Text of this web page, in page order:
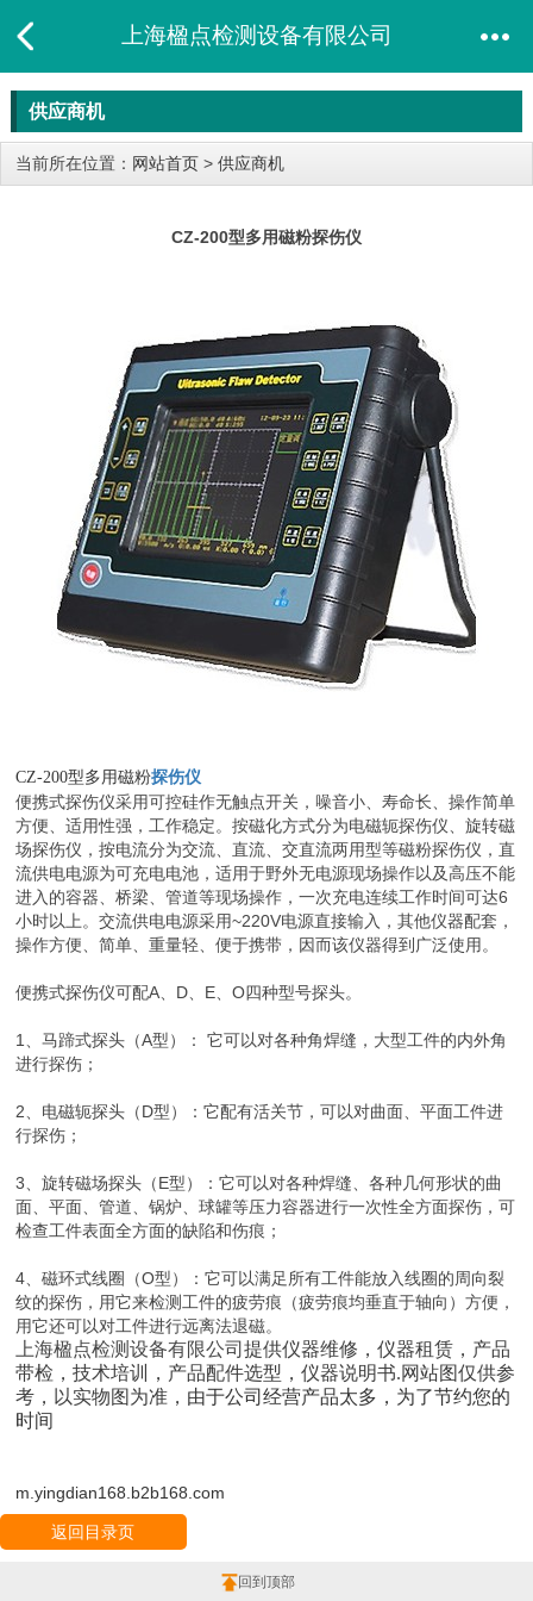
上海楹点检测设备有限公司
供应商机
当前所在位置： 网站首页 > 供应商机
CZ-200型多用磁粉探​伤仪
CZ-200型多用磁粉探伤仪
便携式探伤仪采用可控硅作无触点开关，噪音小、寿命长、操作简单
方便、适用性强，工作稳定。按磁化方式分为电磁轭探伤仪、旋转磁
场探伤仪，按电流分为交流、直流、交直流两用型等磁粉探伤仪，直
流供电电源为可充电电池，适用于野外无电源现场操作以及高压不能
进入的容器、桥梁、管道等现场操作，一次充电连续工作时间可达6
小时以上。交流供电电源采用~220V电源直接输入，其他仪器配套，
操作方便、简单、重量轻、便于携带，因而该仪器得到广泛使用。
便携式探伤仪可配A、D、E、O四种型号探头。
1、马蹄式探头（A型）： 它可以对各种角焊缝，大型工件的内外角
进行探伤；
2、电磁轭探头（D型）：它配有活关节，可以对曲面、平面工件进
行探伤；
3、旋转磁场探头（E型）：它可以对各种焊缝、各种几何形状的曲
面、平面、管道、锅炉、球罐等压力容器进行一次性全方面探伤，可
检查工件表面全方面的缺陷和伤痕；
4、磁环式线圈（O型）：它可以满足所有工件能放入线圈的周向裂
纹的探伤，用它来检测工件的疲劳痕（疲劳痕均垂直于轴向）方便，
用它还可以对工件进行远离法退磁。
上海楹点检测设备有限公司提供仪器维修，仪器租赁， 产品
带检 ，技术培训，产品配件选型 ，仪器说明书.网站图仅供参
考，以实物图为准， 由于公司经营产品太多，为了节约您的
时间
m.yingdian168.b2b168.com
返回目录页
回到顶部